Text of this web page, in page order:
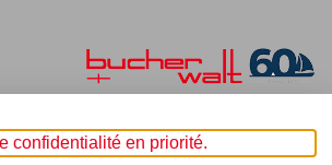
Melde dich für unseren Newsletter an!
confidentialité en priorité.